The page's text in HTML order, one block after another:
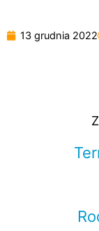
13 grudnia 2022